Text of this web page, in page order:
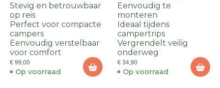
Stevig en betrouwbaar
op reis
Perfect voor compacte
campers
Eenvoudig verstelbaar
voor comfort
€ 99,00
Op voorraad
Eenvoudig te
monteren
Ideaal tijdens
campertrips
Vergrendelt veilig
onderweg
€ 34,90
Op voorraad